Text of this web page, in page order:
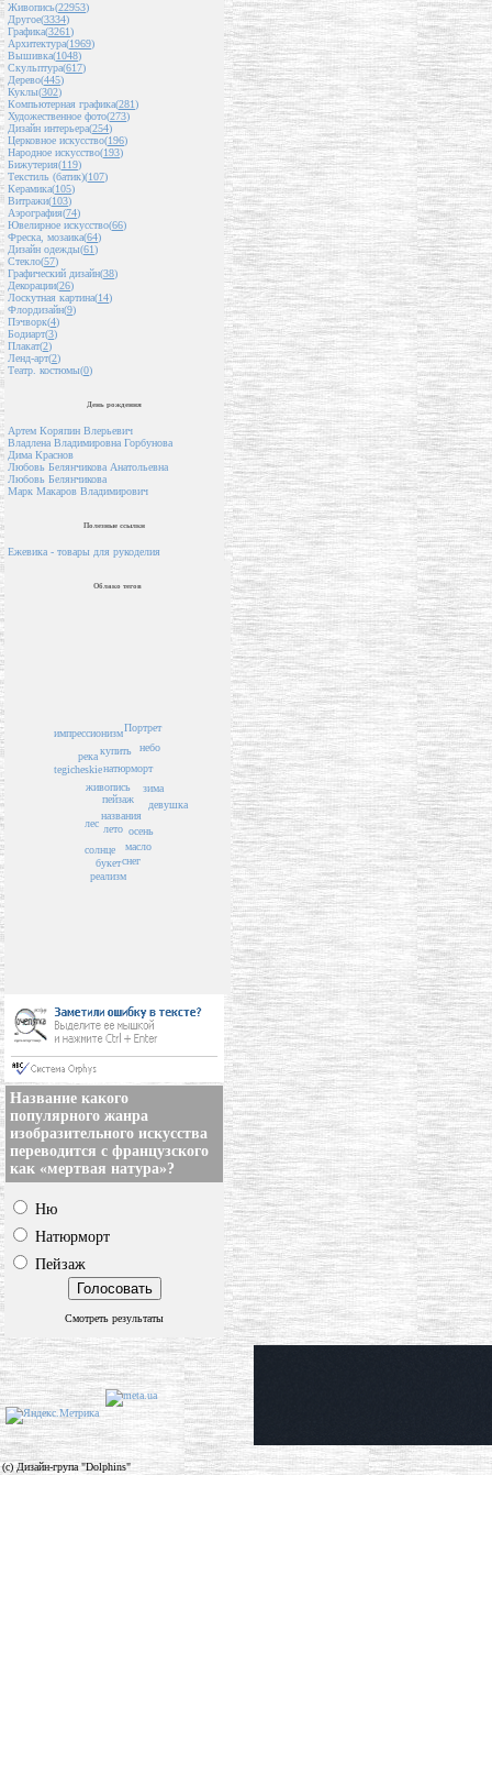
Живопись(22953)
Другое(3334)
Графика(3261)
Архитектура(1969)
Вышивка(1048)
Скульптура(617)
Дерево(445)
Куклы(302)
Компьютерная графика(281)
Художественное фото(273)
Дизайн интерьера(254)
Церковное искусство(196)
Народное искусство(193)
Бижутерия(119)
Текстиль (батик)(107)
Керамика(105)
Витражи(103)
Аэрография(74)
Ювелирное искусство(66)
Фреска, мозаика(64)
Дизайн одежды(61)
Стекло(57)
Графический дизайн(38)
Декорации(26)
Лоскутная картина(14)
Флордизайн(9)
Пэчворк(4)
Бодиарт(3)
Плакат(2)
Ленд-арт(2)
Театр. костюмы(0)
День рождения
Артем Коряпин Влерьевич
Владлена Владимировна Горбунова
Дима Краснов
Любовь Белянчикова Анатольевна
Любовь Белянчикова
Марк Макаров Владимирович
Полезные ссылки
Ежевика - товары для рукоделия
Облако тегов
пейзаж
названия
живопись
лето
натюрморт
купить
солнце
лес
зима
осень
букет
масло
река
снег
tegicheskie
реализм
небо
импрессионизмПортрет
девушка
Название какого
популярного жанра
изобразительного искусства
переводится с французского
как «мертвая натура»?
Ню
Натюрморт
Пейзаж
Смотреть результаты
(c) Дизайн-група "Dolphins"